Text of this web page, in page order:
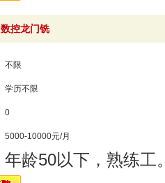
数控龙门铣
不限
学历不限
0
5000-10000元/月
年龄50以下，熟练工。